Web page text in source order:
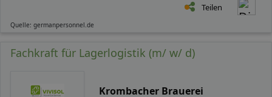
Teilen
Quelle: germanpersonnel.de
Fachkraft für Lagerlogistik (m/ w/ d)
Krombacher Brauerei